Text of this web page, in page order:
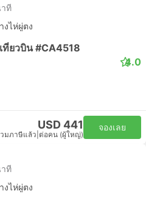
ที
ไห่ผู่ตง
ที่ยวบิน #CA4518
4.0
USD 441
มภาษีแล้ว ต่อคน (ผู้ใหญ่)
จองเลย
ที
ไห่ผู่ตง